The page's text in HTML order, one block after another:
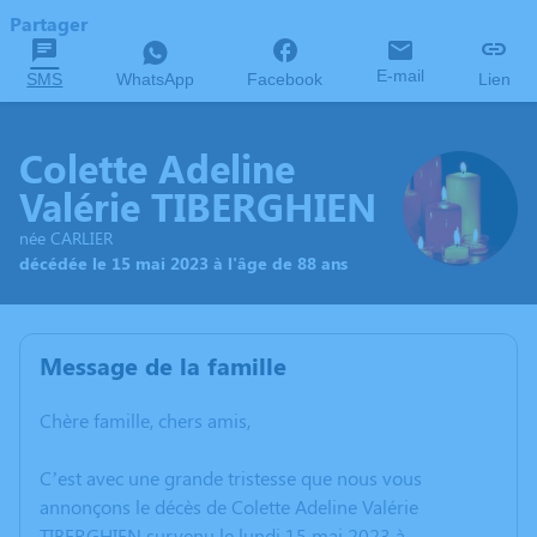
Partager
SMS WhatsApp Facebook E-mail Lien
Colette Adeline
Valérie TIBERGHIEN
née CARLIER
décédée le 15 mai 2023 à l'âge de 88 ans
Message de la famille
Chère famille, chers amis,
C’est avec une grande tristesse que nous vous
annonçons le décès de Colette Adeline Valérie